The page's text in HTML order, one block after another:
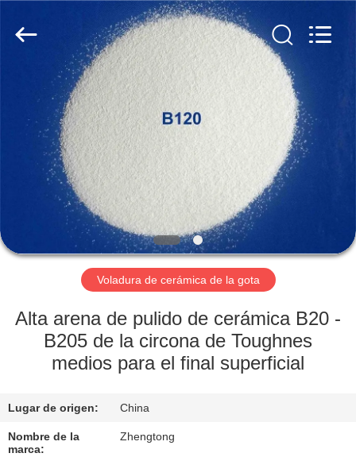
HOGAR
PRODUCTOS
VÍDEOS
SOBRE
NOSOTROS
VIAJE
CONTROL
Abrasive
Import&Export
Voladura de cerámica de la gota
Alta arena de pulido de cerámica B20 -
B205 de la circona de Toughnes
medios para el final superficial
Lugar de origen: China
Nombre de la
marca:
Zhengtong